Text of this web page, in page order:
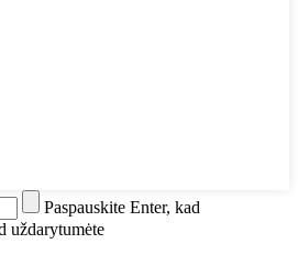
Paspauskite Enter, kad
uždarytumėte